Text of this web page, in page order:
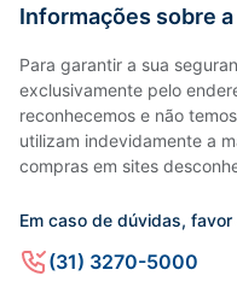
Informações sobre
Para garantir a sua
exclusivamente pelo
reconhecemos e não
utilizam indevidamente a
compras em sites
Em caso de dúvidas,
(31) 3270-5000